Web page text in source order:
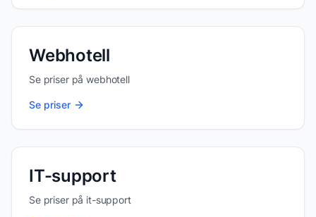
Webhotell
Se priser påwebhotell
Se priser
IT-support
Se priser på it-support